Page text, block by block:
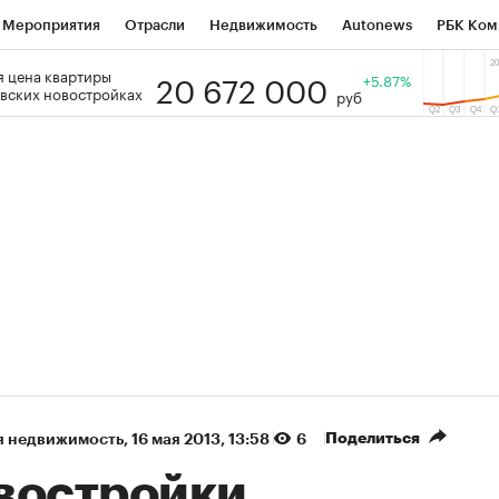
Мероприятия Отрасли Недвижимость Autonews РБК
РБК Образование Тренды
цена квартиры
новостройках
20 672 000 руб
+5.87%
недвижимость⁠, 16 мая 2013, 13:58 6 Поделиться